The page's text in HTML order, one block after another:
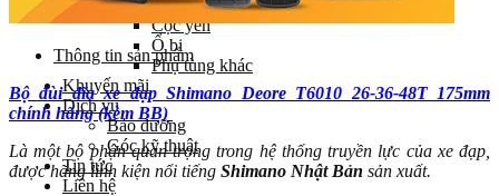
Yên
Cọc yên
Ổ bi
Phụ tùng khác
Khuyến mãi
Dịch vụ
Bảo dưỡng
Góc kỹ thuật
Tin tức
Liên hệ
Thông tin sản phẩm
Bộ đùi đĩa xe đạp Shimano Deore T6010 26-36-48T 175mm
chính hãng (kèm BB)
Là một bộ phận quan trọng trong hệ thống truyền lực của xe đạp,
được hãng linh kiện nổi tiếng Shimano Nhật Bản sản xuất.